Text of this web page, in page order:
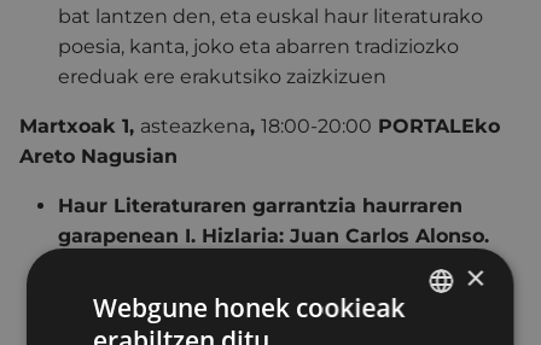
bat lantzen den, eta euskal haur literaturako
poesia, kanta, joko eta abarren tradiziozko
ereduak ere erakutsiko zaizkizuen
Martxoak 1, asteazkena, 18:00-20:00 PORTALEko
Areto Nagusian
Haur Literaturaren garrantzia haurraren
garapenean I. Hizlaria: Juan Carlos Alonso.
Haur Literaturak haurraren garapen emozional,
intelektual eta afektiboan duen garrantziaz
jabetzeko hitzaldia.
×
Webgune honek cookieak